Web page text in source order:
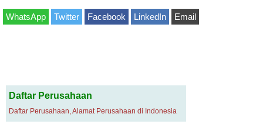
WhatsApp Twitter Facebook LinkedIn Email
Daftar Perusahaan
Daftar Perusahaan, Alamat Perusahaan di Indonesia